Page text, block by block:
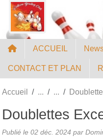
ACCUEIL
CONTACT ET PLAN
Accueil
Doublettes
Publié le 02 déc. 2024 par
Panneau de gestion des